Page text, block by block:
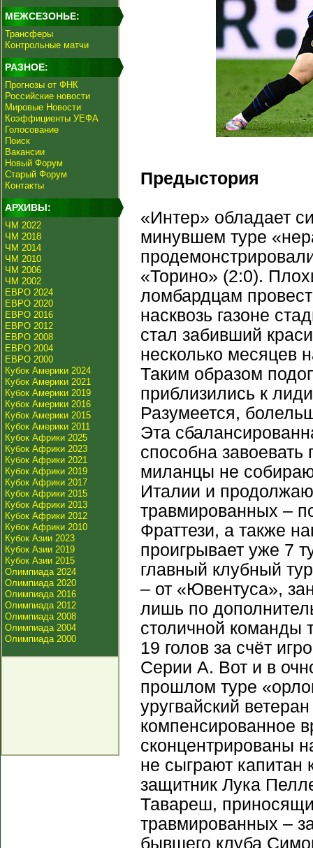
МЕЖСЕЗОНЬЕ:
Трансферы
Контрольные матчи
РАЗНОЕ:
Прогнозы от ФНК
Российские новости
Мировые Новости
Коэффициенты УЕФА
Голосование
Поиск
Вакансии
Новый Форум
Старый Форум
Контакты
АРХИВЫ:
ЧМ 2022
ЧМ 2018
ЧМ 2014
ЧМ 2010
ЧМ 2006
ЧМ 2002
ЕВРО 2024
ЕВРО 2020
ЕВРО 2016
ЕВРО 2012
ЕВРО 2008
ЕВРО 2004
ЕВРО 2000
Кубок Америки 2024
Кубок Америки 2021
Кубок Америки 2019
Кубок Америки 2016
Кубок Америки 2015
Кубок Америки 2011
Кубок Африки 2025
Кубок Африки 2023
Кубок Африки 2021
Кубок Африки 2019
Кубок Африки 2017
Кубок Африки 2015
Кубок Африки 2013
Кубок Африки 2012
Кубок Африки 2010
Кубок Азии 2023
Кубок Азии 2019
Кубок Азии 2015
Олимпиада 2024
Олимпиада 2020
Олимпиада 2016
Олимпиада 2012
Олимпиада 2008
Олимпиада 2004
Олимпиада 2000
Предыстория
«Интер» обладает
минувшем туре
«Торино» (2:0).
ломбардцам
насквозь газоне
стал забивший
несколько месяцев
Таким образом
приблизились к
Разумеется,
Эта
способна
миланцы не
Италии и
травмированных –
Фраттези, а также
проигрывает уже 7
главный клубный
– от «Ювентуса»,
лишь по
столичной команды
19 голов за счёт
Серии А. Вот и в
прошлом туре
уругвайский
компенсированное
сконцентрированы
не сыграют капитан
защитник Лука
Тавареш,
травмированных –
бывшего клуба